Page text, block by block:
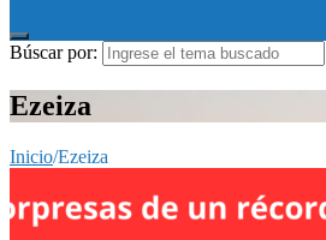
Búscar por:
Ezeiza
Inicio/Ezeiza